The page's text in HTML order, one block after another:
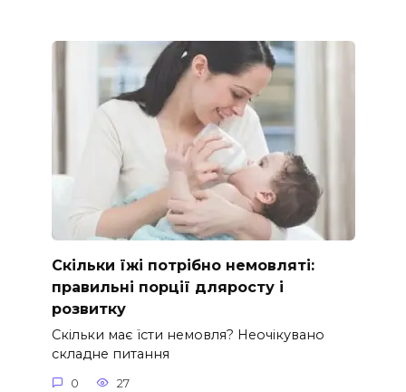
Скільки їжі потрібно немовляті:
правильні порції дляросту і
розвитку
Скільки має їсти немовля? Неочікувано
складне питання
0 27